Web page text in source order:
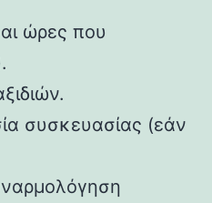
ώρες που
συσκευασίας (εάν